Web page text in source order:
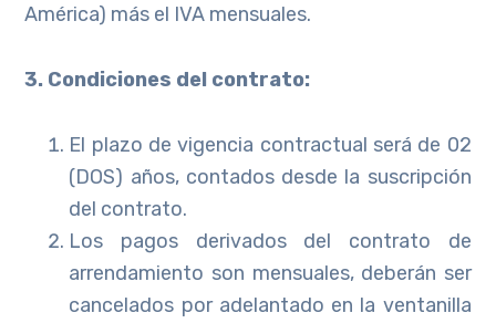
América) más el IVA mensuales.
3. Condiciones del contrato:
El plazo de vigencia contractual será de 02
(DOS) años, contados desde la suscripción
del contrato.
Los pagos derivados del contrato de
arrendamiento son mensuales, deberán ser
cancelados por adelantado en la ventanilla